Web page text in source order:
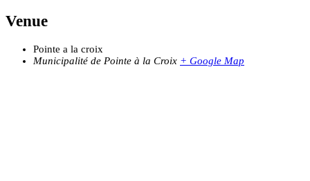
Venue
Pointe a la croix
Municipalité de Pointe à la Croix + Google Map